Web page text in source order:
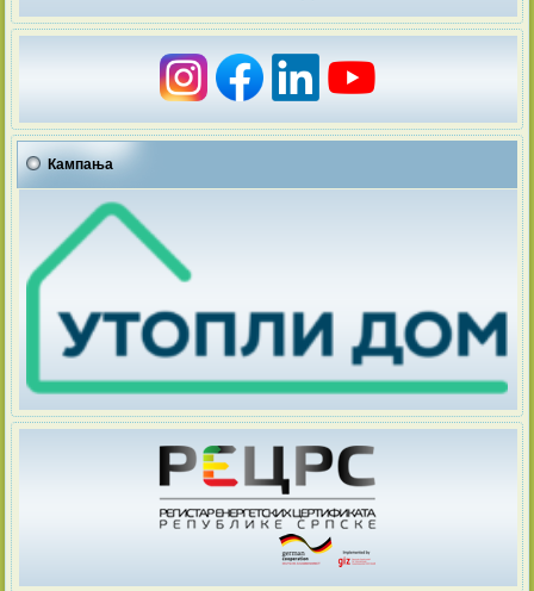
Кампања